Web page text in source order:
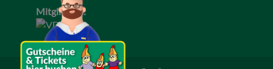
Mitglied im: